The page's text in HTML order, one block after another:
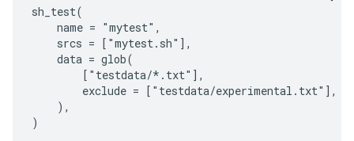
sh_test(
    name = "mytest",
    srcs = ["mytest.sh"],
    data = glob(
        ["testdata/*.txt"],
        exclude = ["testdata/experimental.txt"],
    ),